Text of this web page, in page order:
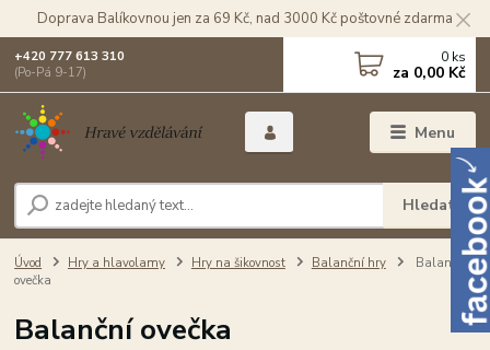
Doprava Balíkovnou jen za 69 Kč, nad 3000 Kč poštovné zdarma
Menu
Hledat
+420 777 613 310
(Po-Pá 9-17)
0 ks
za 0,00 Kč
Úvod Hry a hlavolamy Hry na šikovnost Balanční hry
Balanční
ovečka
Balanční ovečka